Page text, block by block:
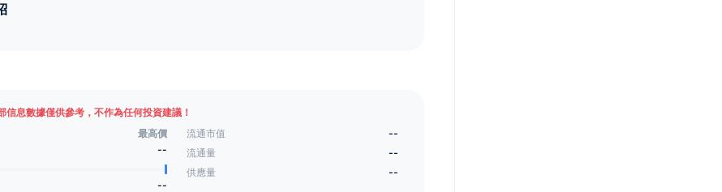
信息數據僅供參考，不作為任何投資建議！
最高價
--
--
流通市值
--
流通量
--
供應量
--